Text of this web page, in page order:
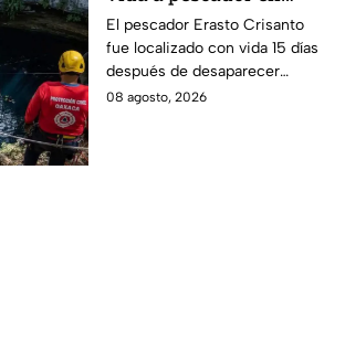
cenote a 100 metros de
profundidad;
sobrevivió 15 días
El pescador Erasto Crisanto
fue localizado con vida 15 días
después de desaparecer
mientras pescaba en un
08 agosto, 2026